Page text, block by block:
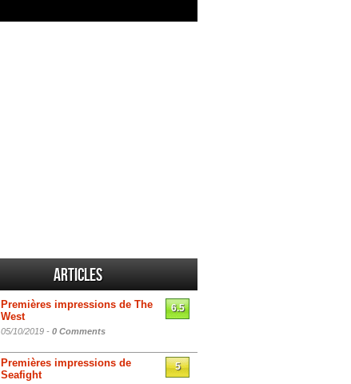
Articles
Premières impressions de The
West
05/10/2019 - 0 Comments
6.5
Premières impressions de
Seafight
5